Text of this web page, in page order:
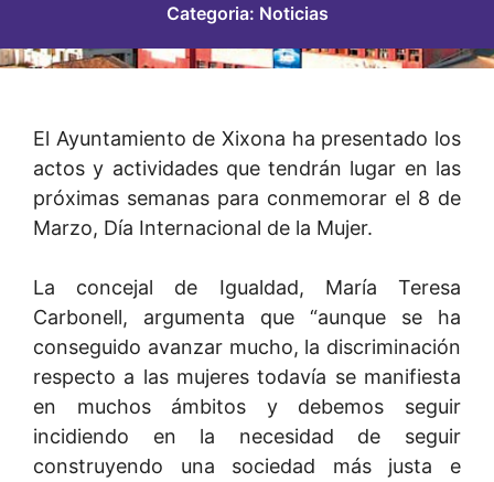
Categoria: Noticias
El Ayuntamiento de Xixona ha presentado los
actos y actividades que tendrán lugar en las
próximas semanas para conmemorar el 8 de
Marzo, Día Internacional de la Mujer.
La concejal de Igualdad, María Teresa
Carbonell, argumenta que “aunque se ha
conseguido avanzar mucho, la discriminación
respecto a las mujeres todavía se manifiesta
en muchos ámbitos y debemos seguir
incidiendo en la necesidad de seguir
construyendo una sociedad más justa e